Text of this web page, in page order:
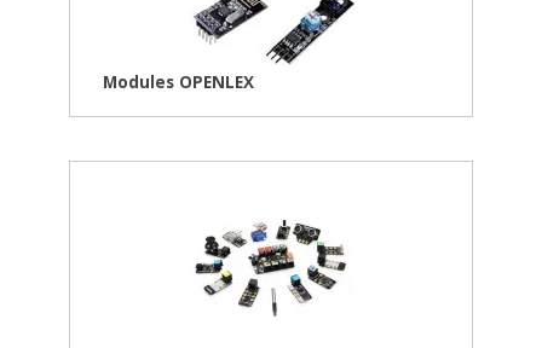
Modules OPENLEX